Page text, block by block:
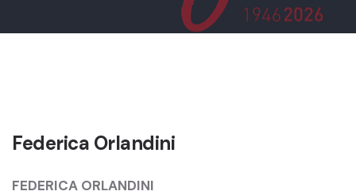
Federica Orlandini
FEDERICA ORLANDINI